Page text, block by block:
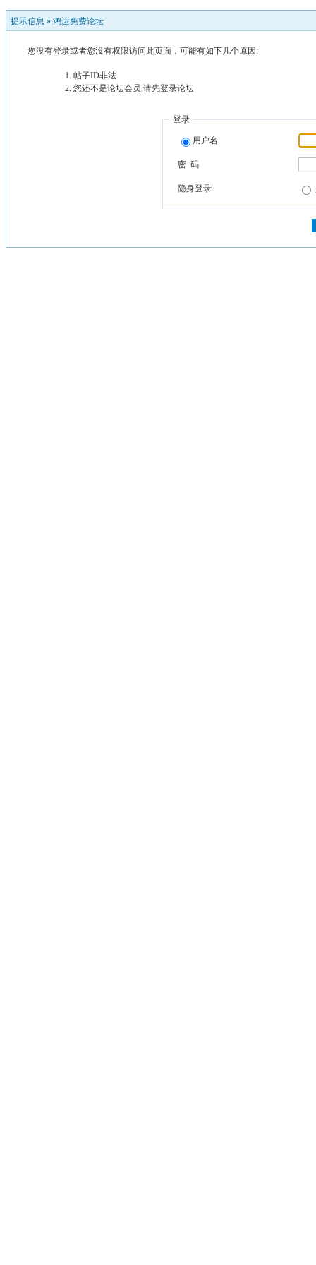
提示信息 » 鸿运免费论坛
您没有登录或者您没有权限访问此页面，可能有如下几个原因:
帖子ID非法
您还不是论坛会员,请先登录论坛
登录
用户名
密 码
隐身登录